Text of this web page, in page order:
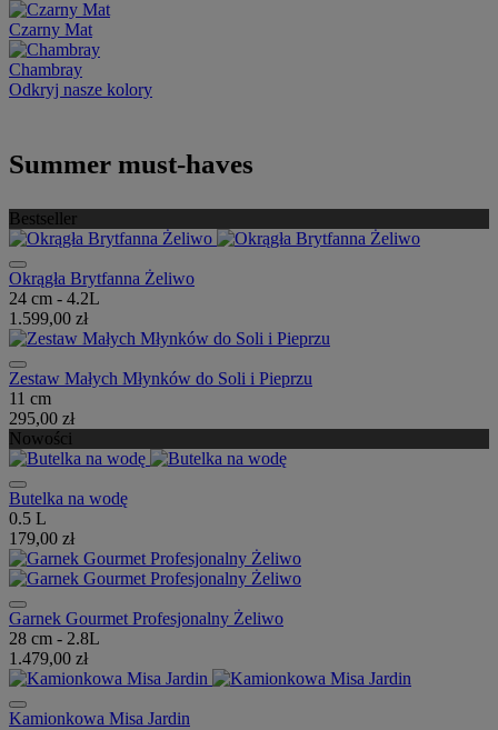
Czarny Mat
Chambray
Odkryj nasze kolory
Summer must-haves
Bestseller
Okrągła Brytfanna Żeliwo
24 cm - 4.2L
1.599,00 zł
Zestaw Małych Młynków do Soli i Pieprzu
11 cm
295,00 zł
Nowości
Butelka na wodę
0.5 L
179,00 zł
Garnek Gourmet Profesjonalny Żeliwo
28 cm - 2.8L
1.479,00 zł
Kamionkowa Misa Jardin